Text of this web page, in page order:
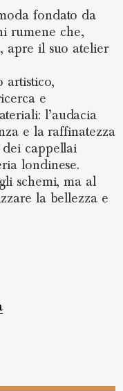
fondato da
rumene che,
apre il suo atelier
artistico,
e
l’audacia
e la raffinatezza
dei cappellai
londinese.
schemi, ma al
la bellezza e